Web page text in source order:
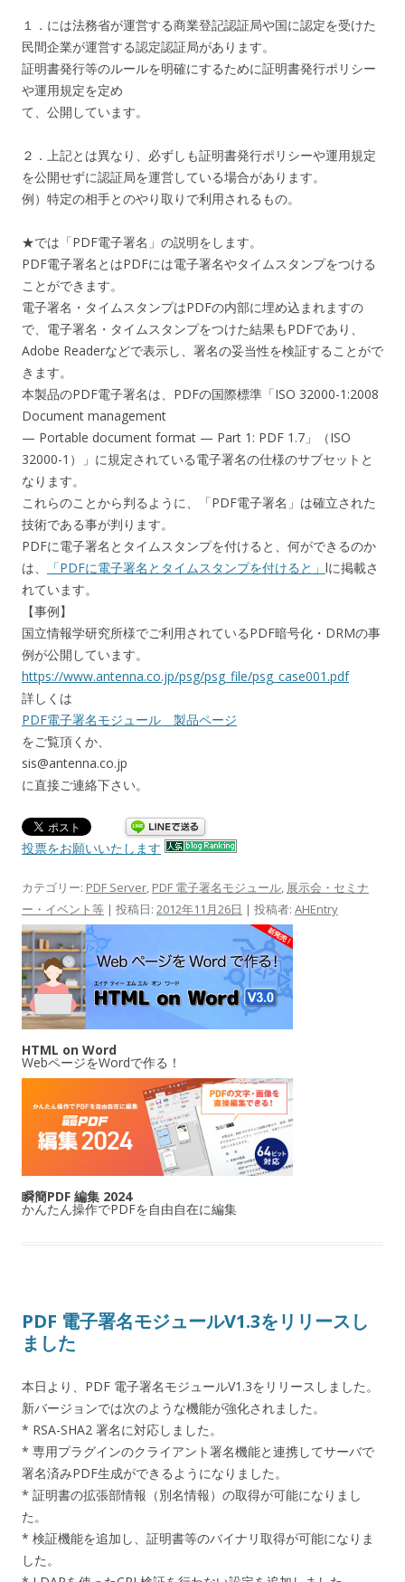
１．には法務省が運営する商業登記認証局や国に認定を受けた
民間企業が運営する認定認証局があります。
証明書発行等のルールを明確にするために証明書発行ポリシー
や運用規定を定め
て、公開しています。
２．上記とは異なり、必ずしも証明書発行ポリシーや運用規定
を公開せずに認証局を運営している場合があります。
例）特定の相手とのやり取りで利用されるもの。
★では「PDF電子署名」の説明をします。
PDF電子署名とはPDFには電子署名やタイムスタンプをつける
ことができます。
電子署名・タイムスタンプはPDFの内部に埋め込まれますの
で、電子署名・タイムスタンプをつけた結果もPDFであり、
Adobe Readerなどで表示し、署名の妥当性を検証することがで
きます。
本製品のPDF電子署名は、PDFの国際標準「ISO 32000-1:2008
Document management
— Portable document format — Part 1: PDF 1.7」（ISO
32000-1）」に規定されている電子署名の仕様のサブセットと
なります。
これらのことから判るように、「PDF電子署名」は確立された
技術である事が判ります。
PDFに電子署名とタイムスタンプを付けると、何ができるのか
は、
「PDFに電子署名とタイムスタンプを付けると」 lに掲載さ
れています。
【事例】
国立情報学研究所様でご利用されているPDF暗号化・DRMの事
例が公開しています。
https://www.antenna.co.jp/psg/psg_file/psg_case001.pdf
詳しくは
PDF電子署名モジュール 製品ページ
をご覧頂くか、
sis@antenna.co.jp
に直接ご連絡下さい。
投票をお願いいたします
カテゴリー: PDF Server, PDF 電子署名モジュール, 展示会・セミナ
ー・イベント等 | 投稿日: 2012年11月26日 | 投稿者: AHEntry
HTML on Word
WebページをWordで作る！
瞬簡PDF 編集 2024
かんたん操作でPDFを自由自在に編集
PDF 電子署名モジュールV1.3をリリースし
ました
本日より、PDF 電子署名モジュールV1.3をリリースしました。
新バージョンでは次のような機能が強化されました。
* RSA-SHA2 署名に対応しました。
* 専用プラグインのクライアント署名機能と連携してサーバで
署名済みPDF生成ができるようになりました。
* 証明書の拡張部情報（別名情報）の取得が可能になりまし
た。
* 検証機能を追加し、証明書等のバイナリ取得が可能になりま
した。